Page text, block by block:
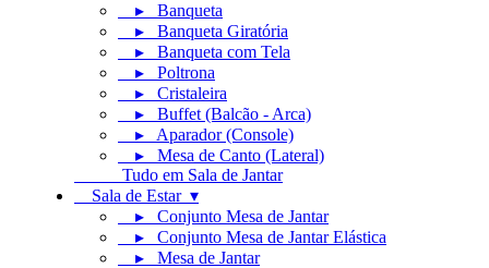
▸ Banqueta
▸ Banqueta Giratória
▸ Banqueta com Tela
▸ Poltrona
▸ Cristaleira
▸ Buffet (Balcão - Arca)
▸ Aparador (Console)
▸ Mesa de Canto (Lateral)
Tudo em Sala de Jantar
Sala de Estar ▾
▸ Conjunto Mesa de Jantar
▸ Conjunto Mesa de Jantar Elástica
▸ Mesa de Jantar